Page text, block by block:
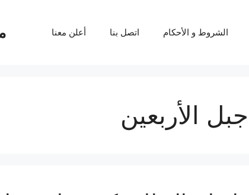
الشروط و الأحكام اتصل بنا أعلن معنا
جبل الأربعين